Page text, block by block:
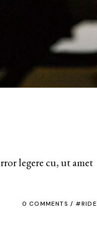
legere cu, ut amet
0 COMMENTS RIDE